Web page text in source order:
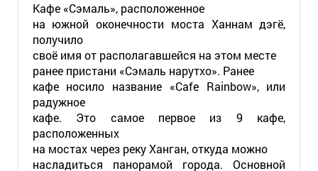
Кафе «Сэмаль», расположенное
на южной оконечности моста Ханнам дэгё,
получило
своё имя от располагавшейся на этом месте
ранее пристани «Сэмаль нарутхо». Ранее
кафе носило название «Cafe Rainbow», или
радужное
кафе. Это самое первое из 9 кафе,
расположенных
на мостах через реку Ханган, откуда можно
насладиться панорамой города. Основной